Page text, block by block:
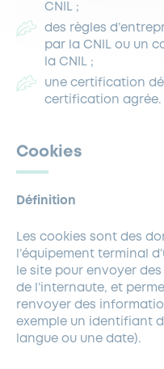
CNIL ;
des règles
par la CNIL ou un
la CNIL ;
une certification
certification agrée.
Cookies
Définition
Les cookies sont des
l’équipement terminal
le site pour envoyer
de l’internaute, et
renvoyer des
exemple un identifiant
langue ou une date).